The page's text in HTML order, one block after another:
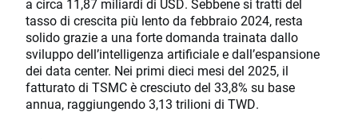
a circa 11,87 miliardi di USD. Sebbene si tratti del
tasso di crescita più lento da febbraio 2024, resta
solido grazie a una forte domanda trainata dallo
sviluppo dell’intelligenza artificiale e dall’espansione
dei data center. Nei primi dieci mesi del 2025, il
fatturato di TSMC è cresciuto del 33,8% su base
annua, raggiungendo 3,13 trilioni di TWD.